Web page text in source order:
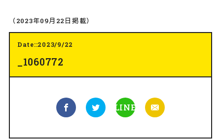
（2023年09月22日掲載）
Date::2023/9/22
_1060772
LINE